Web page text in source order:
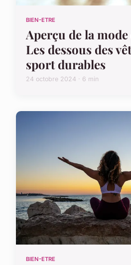
BIEN-ETRE
Aperçu de la
Les dessous des
sport durables
24 octobre 2024 · 6 min
BIEN-ETRE